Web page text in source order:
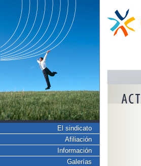
El sindicato
Afiliación
Información
Galerías